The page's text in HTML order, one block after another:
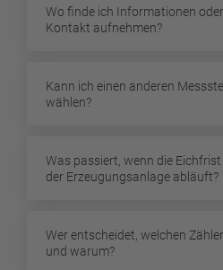
Wo finde ich Informationen
Kontakt aufnehmen?
Kann ich einen anderen
wählen?
Was passiert, wenn die
der Erzeugungsanlage abläuft?
Wer entscheidet, welchen
und warum?